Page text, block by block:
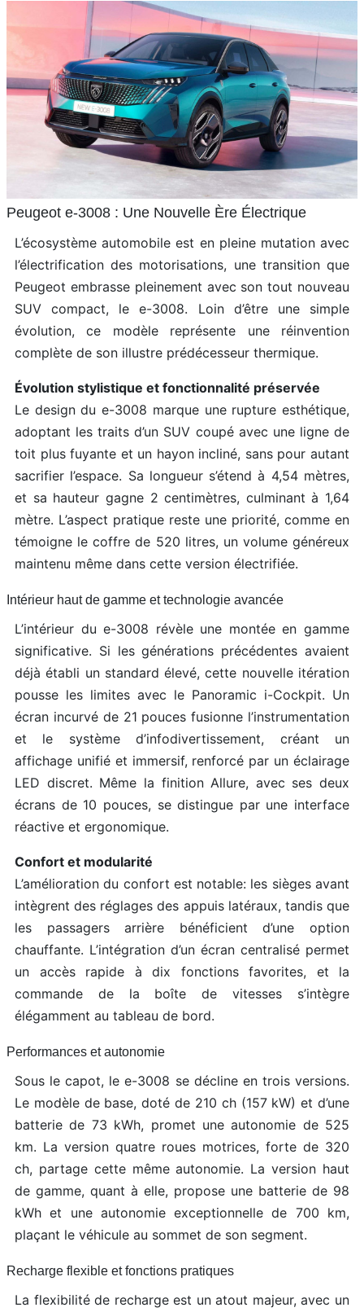
Peugeot e-3008 : Une Nouvelle Ère Électrique
L’écosystème automobile est en pleine mutation avec
l’électrification des motorisations, une transition que
Peugeot embrasse pleinement avec son tout nouveau
SUV compact, le e-3008. Loin d’être une simple
évolution, ce modèle représente une réinvention
complète de son illustre prédécesseur thermique.
Évolution stylistique et fonctionnalité préservée
Le design du e-3008 marque une rupture esthétique,
adoptant les traits d’un SUV coupé avec une ligne de
toit plus fuyante et un hayon incliné, sans pour autant
sacrifier l’espace. Sa longueur s’étend à 4,54 mètres,
et sa hauteur gagne 2 centimètres, culminant à 1,64
mètre. L’aspect pratique reste une priorité, comme en
témoigne le coffre de 520 litres, un volume généreux
maintenu même dans cette version électrifiée.
Intérieur haut de gamme et technologie avancée
L’intérieur du e-3008 révèle une montée en gamme
significative. Si les générations précédentes avaient
déjà établi un standard élevé, cette nouvelle itération
pousse les limites avec le Panoramic i-Cockpit. Un
écran incurvé de 21 pouces fusionne l’instrumentation
et le système d’infodivertissement, créant un
affichage unifié et immersif, renforcé par un éclairage
LED discret. Même la finition Allure, avec ses deux
écrans de 10 pouces, se distingue par une interface
réactive et ergonomique.
Confort et modularité
L’amélioration du confort est notable: les sièges avant
intègrent des réglages des appuis latéraux, tandis que
les passagers arrière bénéficient d’une option
chauffante. L’intégration d’un écran centralisé permet
un accès rapide à dix fonctions favorites, et la
commande de la boîte de vitesses s’intègre
élégamment au tableau de bord.
Performances et autonomie
Sous le capot, le e-3008 se décline en trois versions.
Le modèle de base, doté de 210 ch (157 kW) et d’une
batterie de 73 kWh, promet une autonomie de 525
km. La version quatre roues motrices, forte de 320
ch, partage cette même autonomie. La version haut
de gamme, quant à elle, propose une batterie de 98
kWh et une autonomie exceptionnelle de 700 km,
plaçant le véhicule au sommet de son segment.
Recharge flexible et fonctions pratiques
La flexibilité de recharge est un atout majeur, avec un